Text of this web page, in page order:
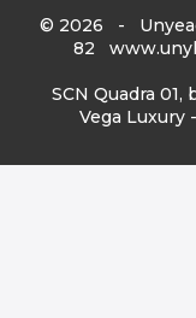
© 2026 - Unyead
82
SCN Quadra 01,
Vega Luxury